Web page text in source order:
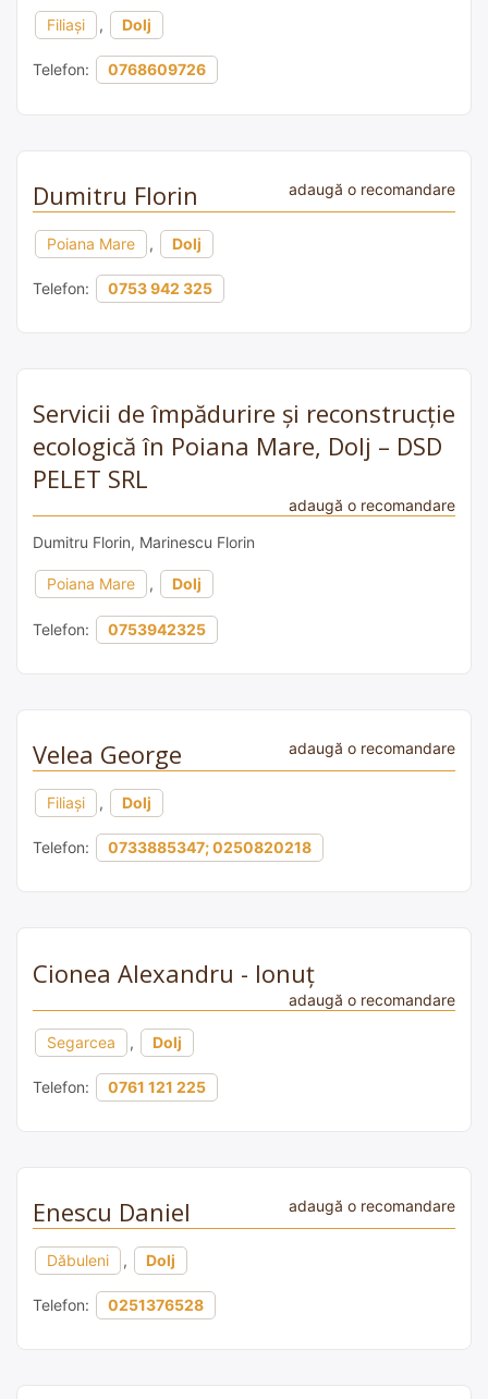
Filiași , Dolj
Telefon: 0768609726
Dumitru Florin adaugă o recomandare
Poiana Mare , Dolj
Telefon: 0753 942 325
Servicii de împădurire și reconstrucție
ecologică în Poiana Mare, Dolj – DSD
PELET SRL
adaugă o recomandare
Dumitru Florin, Marinescu Florin
Poiana Mare , Dolj
Telefon: 0753942325
Velea George adaugă o recomandare
Filiași , Dolj
Telefon: 0733885347; 0250820218
Cionea Alexandru - Ionuț
adaugă o recomandare
Segarcea , Dolj
Telefon: 0761 121 225
Enescu Daniel adaugă o recomandare
Dăbuleni , Dolj
Telefon: 0251376528